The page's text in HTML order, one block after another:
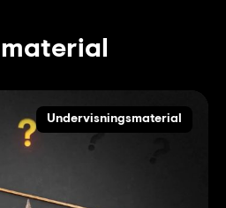
Undervisningsmaterial